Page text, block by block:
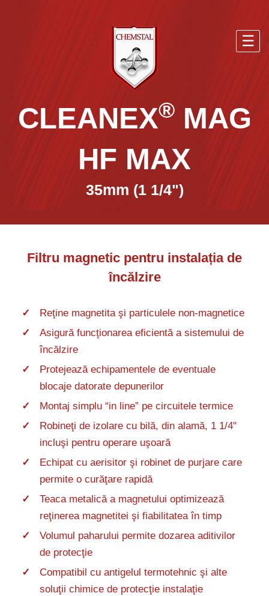
☰
CLEANEX®MAG
HF MAX
35mm (1 1/4")
Filtru magnetic pentru instalația de
încălzire
Reţine magnetita şi particulele non-magnetice
Asigură funcţionarea eficientă a sistemului de
încălzire
Protejează echipamentele de eventuale
blocaje datorate depunerilor
Montaj simplu “in line” pe circuitele termice
Robineţi de izolare cu bilă, din alamă, 1 1/4"
incluşi pentru operare uşoară
Echipat cu aerisitor şi robinet de purjare care
permite o curăţare rapidă
Teaca metalică a magnetului optimizează
reţinerea magnetitei şi fiabilitatea în timp
Volumul paharului permite dozarea aditivilor
de protecţie
Compatibil cu antigelul termotehnic şi alte
soluţii chimice de protecţie instalaţie